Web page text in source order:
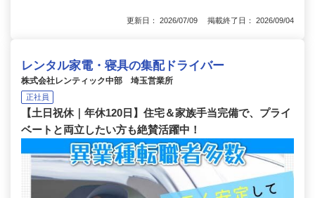
更新日： 2026/07/09 掲載終了日： 2026/09/04
レンタル家電・寝具の集配ドライバー
株式会社レンティック中部 埼玉営業所
正社員
【土日祝休｜年休120日】住宅＆家族手当完備で、プライ
ベートと両立したい方も絶賛活躍中！